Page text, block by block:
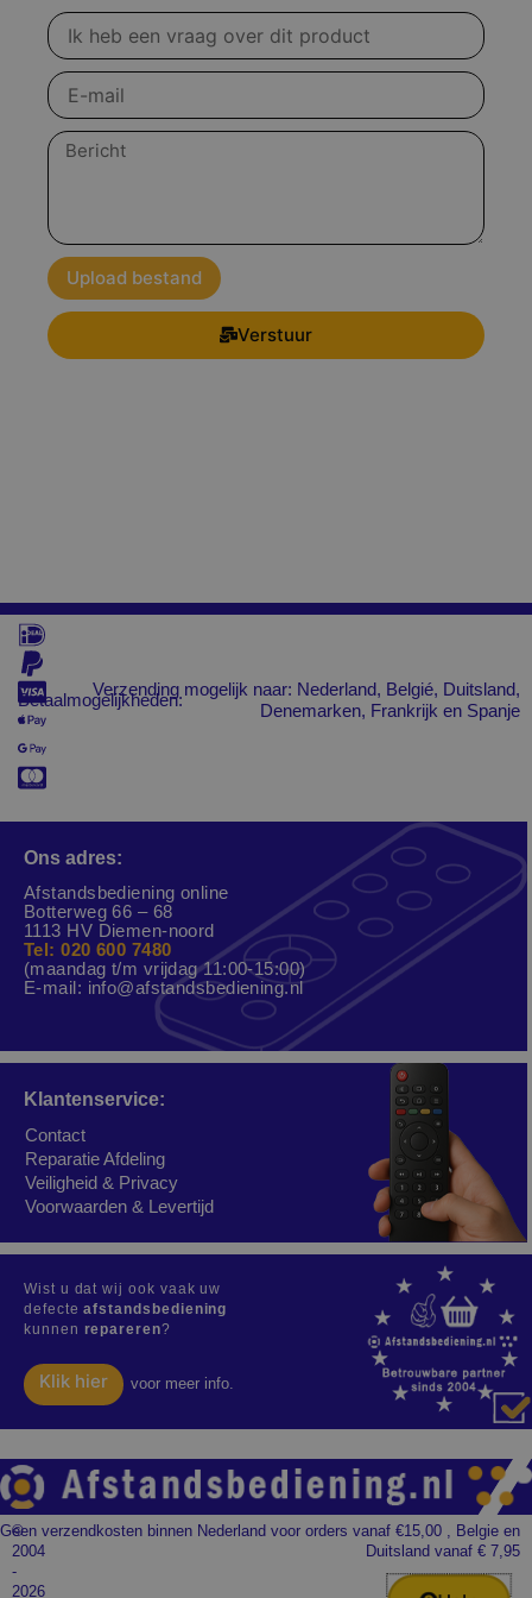
Vraag
over
product
E-
mail
Bericht
Upload bestand
Verstuur
Betaalmogelijkheden:
Verzending mogelijk naar: Nederland, Belgié, Duitsland,
Denemarken, Frankrijk en Spanje
Ons adres:
Afstandsbediening online
Botterweg 66 – 68
1113 HV Diemen-noord
Tel: 020 600 7480
(maandag t/m vrijdag 11:00-15:00)
E-mail: info@afstandsbediening.nl
Klantenservice:
Contact
Reparatie Afdeling
Veiligheid & Privacy
Voorwaarden & Levertijd
Wist u dat wij ook vaak uw
defecteafstandsbediening
kunnen repareren?
Klik hier voor meer info.
©
2004
-
2026
Geen verzendkosten binnen Nederland voor orders vanaf €15,00 , Belgie en
Duitsland vanaf € 7,95